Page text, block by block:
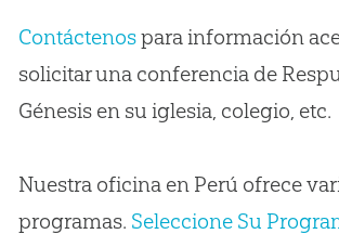
Contáctenospara información
solicitar una conferencia de
Génesis en su iglesia, colegio, etc.
Nuestra oficina en Perú ofrece
programas. Seleccione Su